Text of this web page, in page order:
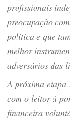
profissionais
preocupação
política e que
melhor
adversários das
A próxima etapa
com o leitor à
financeira